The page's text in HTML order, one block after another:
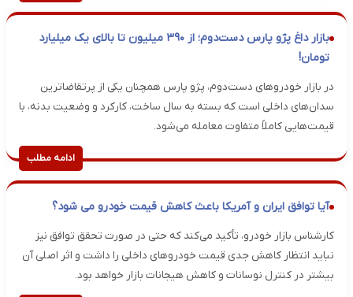
بازار داغ پژو پارس دست‌دوم؛ از ۳۹۰ میلیون تا بالای یک میلیارد
تومان!
در بازار خودروهای دست‌دوم، پژو پارس همچنان یکی از پرتقاضاترین
سدان‌های داخلی است که بسته به سال ساخت، کارکرد و وضعیت بدنه، با
قیمت‌هایی کاملاً متفاوت معامله می‌شود.
ادامه مطلب
آیا توافق ایران و آمریکا باعث کاهش قیمت خودرو می شود؟
کارشناس بازار خودرو، تأکید می‌کند که حتی در صورت تحقق توافق نیز
نباید انتظار کاهش جدی قیمت خودروهای داخلی را داشت و اثر اصلی آن
بیشتر در کنترل نوسانات و کاهش هیجانات بازار خواهد بود.